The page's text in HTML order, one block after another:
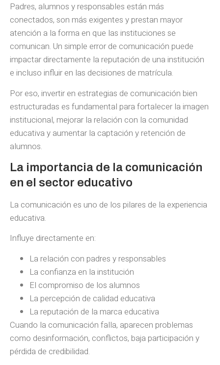
Padres, alumnos y responsables están más
conectados, son más exigentes y prestan mayor
atención a la forma en que las instituciones se
comunican. Un simple error de comunicación puede
impactar directamente la reputación de una institución
e incluso influir en las decisiones de matrícula.
Por eso, invertir en estrategias de comunicación bien
estructuradas es fundamental para fortalecer la imagen
institucional, mejorar la relación con la comunidad
educativa y aumentar la captación y retención de
alumnos.
La importancia de la comunicación
en el sector educativo
La comunicación es uno de los pilares de la experiencia
educativa.
Influye directamente en:
La relación con padres y responsables
La confianza en la institución
El compromiso de los alumnos
La percepción de calidad educativa
La reputación de la marca educativa
Cuando la comunicación falla, aparecen problemas
como desinformación, conflictos, baja participación y
pérdida de credibilidad.